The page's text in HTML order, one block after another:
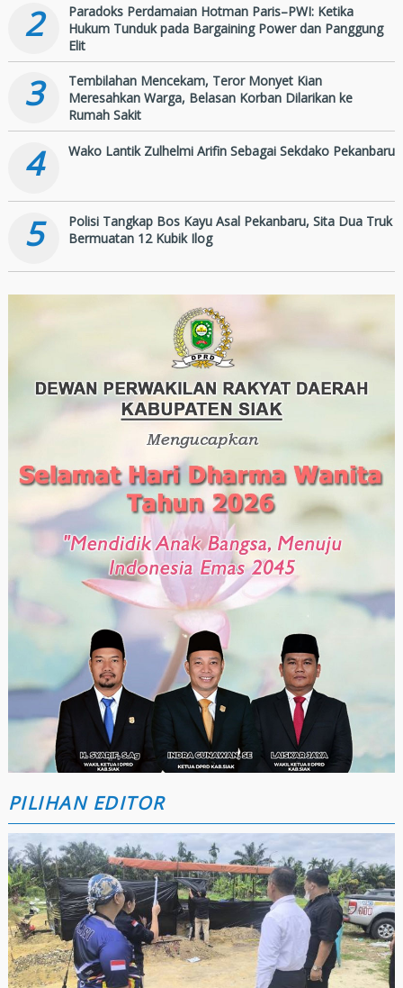
2
Paradoks Perdamaian Hotman Paris–PWI: Ketika
Hukum Tunduk pada Bargaining Power dan Panggung
Elit
3
Tembilahan Mencekam, Teror Monyet Kian
Meresahkan Warga, Belasan Korban Dilarikan ke
Rumah Sakit
4 Wako Lantik Zulhelmi Arifin Sebagai Sekdako Pekanbaru
5
Polisi Tangkap Bos Kayu Asal Pekanbaru, Sita Dua Truk
Bermuatan 12 Kubik Ilog
PILIHAN EDITOR